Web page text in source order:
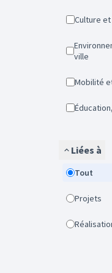
Culture
Environnement et Nature en
ville
Mobilité
Liées à
Tout
Projets